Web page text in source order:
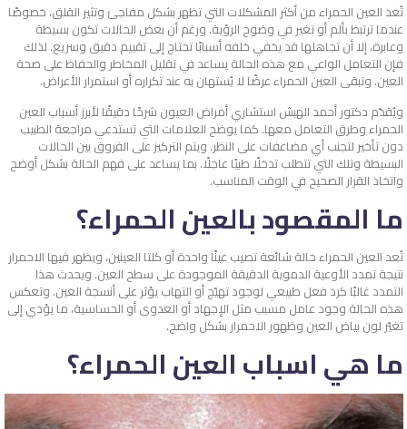
تُعد العين الحمراءمن أكثر المشكلات التي تظهر بشكل مفاجئ وتثير القلق، خصوصًا
عندما ترتبط بألم أو تغير في وضوح الرؤية. ورغم أن بعض الحالات تكون بسيطة
وعابرة، إلا أن تجاهلها قد يخفي خلفه أسبابًا تحتاج إلى تقييم دقيق وسريع. لذلك
فإن التعامل الواعي مع هذه الحالة يساعد في تقليل المخاطر والحفاظ على صحة
العين. وتبقى العين الحمراء عرضًا لا يُستهان به عند تكراره أو استمرار الأعراض.
ويُقدّم دكتور أحمد الهبش استشاري أمراض العيون شرحًا دقيقًا لأبرز أسباب العين
الحمراء وطرق التعامل معها. كما يوضح العلامات التي تستدعي مراجعة الطبيب
دون تأخير لتجنب أي مضاعفات على النظر. ويتم التركيز على الفروق بين الحالات
البسيطة وتلك التي تتطلب تدخلًا طبيًا عاجلًا. بما يساعد على فهم الحالة بشكل أوضح
واتخاذ القرار الصحيح في الوقت المناسب.
ما المقصود بالعين الحمراء؟
تُعد العين الحمراء حالة شائعة تصيب عينًا واحدة أو كلتا العينين، ويظهر فيها الاحمرار
نتيجة تمدد الأوعية الدموية الدقيقة الموجودة على سطح العين. ويحدث هذا
التمدد غالبًا كرد فعل طبيعي لوجود تهيّج أو التهاب يؤثر على أنسجة العين. وتعكس
هذه الحالة وجود عامل مسبب مثل الإجهاد أو العدوى أو الحساسية، ما يؤدي إلى
تغيّر لون بياض العين وظهور الاحمرار بشكل واضح.
ما هي اسباب العين الحمراء؟